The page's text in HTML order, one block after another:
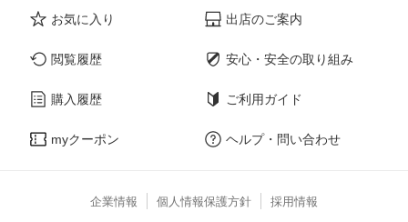
お気に入り
閲覧履歴
購入履歴
myクーポン
出店のご案内
安心・安全の取り組み
ご利用ガイド
ヘルプ・問い合わせ
企業情報 個人情報保護方針 採用情報